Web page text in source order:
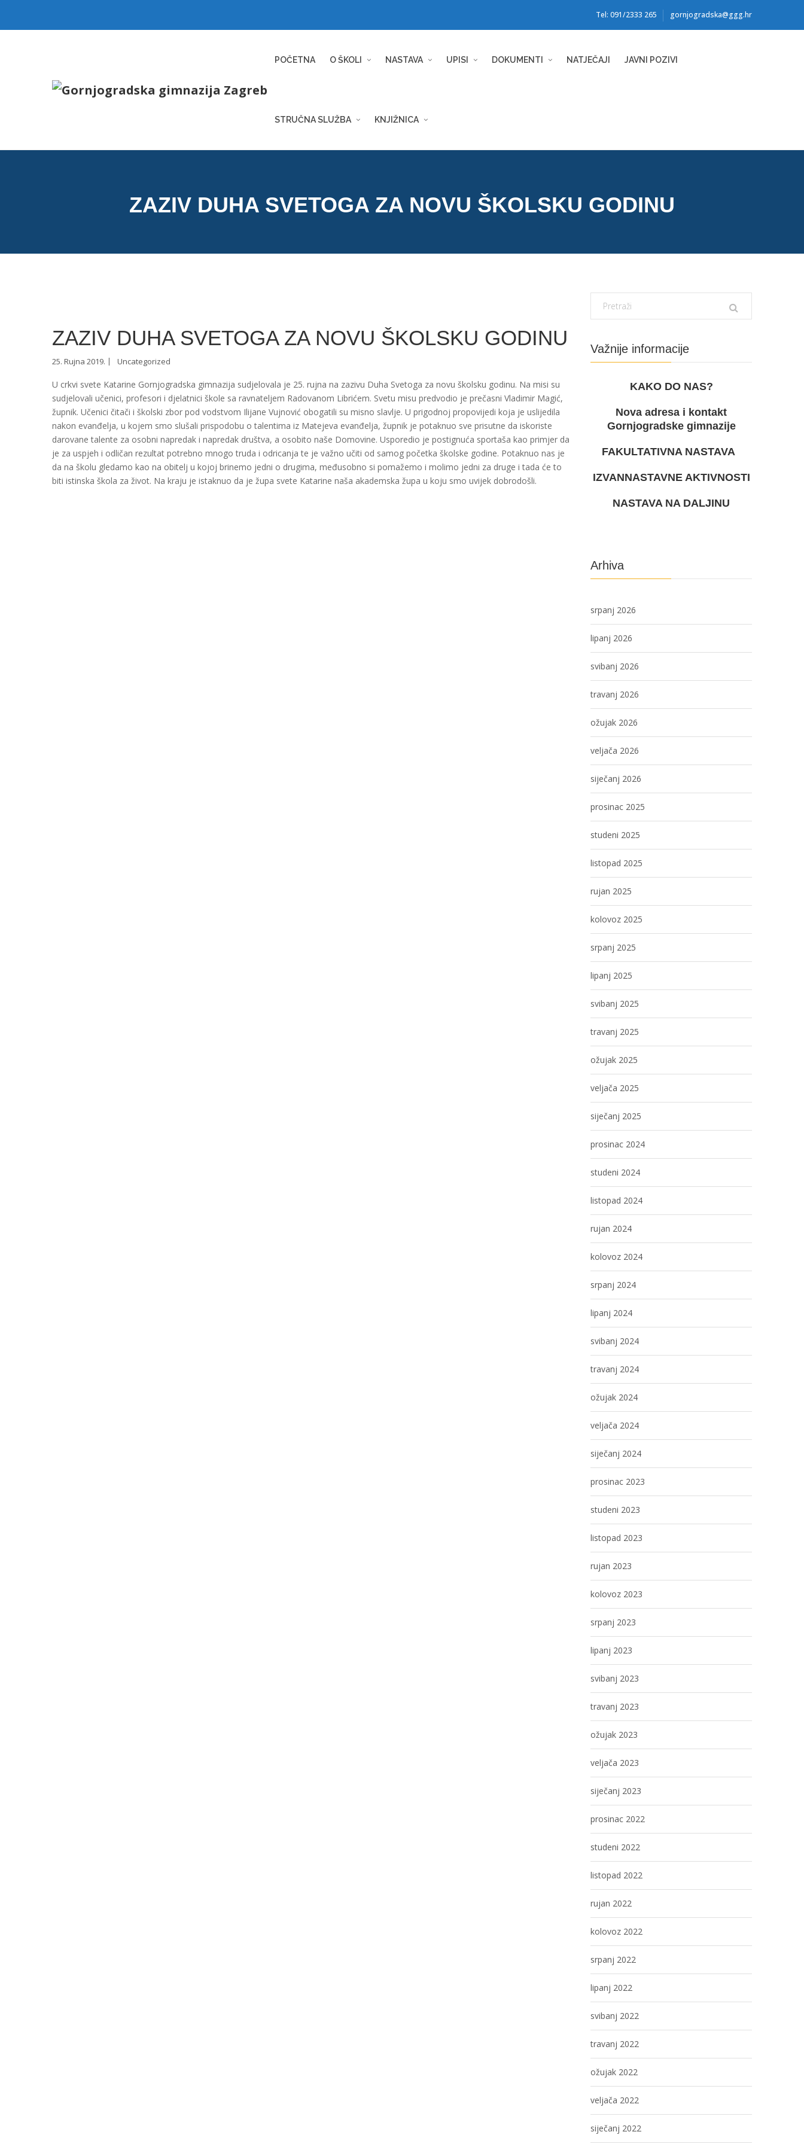
Tel: 091/2333 265 gornjogradska@ggg.hr
POČETNA O ŠKOLI NASTAVA UPISI DOKUMENTI NATJEČAJI JAVNI POZIVI
STRUČNA SLUŽBA KNJIŽNICA
ZAZIV DUHA SVETOGA ZA NOVU ŠKOLSKU GODINU
ZAZIV DUHA SVETOGA ZA NOVU ŠKOLSKU GODINU
25. Rujna 2019. Uncategorized
U crkvi svete Katarine Gornjogradska gimnazija sudjelovala je 25. rujna na zazivu Duha Svetoga za novu školsku godinu. Na misi su
sudjelovali učenici, profesori i djelatnici škole sa ravnateljem Radovanom Librićem. Svetu misu predvodio je prečasni Vladimir Magić,
župnik. Učenici čitači i školski zbor pod vodstvom Ilijane Vujnović obogatili su misno slavlje. U prigodnoj propovijedi koja je uslijedila
nakon evanđelja, u kojem smo slušali prispodobu o talentima iz Matejeva evanđelja, župnik je potaknuo sve prisutne da iskoriste
darovane talente za osobni napredak i napredak društva, a osobito naše Domovine. Usporedio je postignuća sportaša kao primjer da
je za uspjeh i odličan rezultat potrebno mnogo truda i odricanja te je važno učiti od samog početka školske godine. Potaknuo nas je
da na školu gledamo kao na obitelj u kojoj brinemo jedni o drugima, međusobno si pomažemo i molimo jedni za druge i tada će to
biti istinska škola za život. Na kraju je istaknuo da je župa svete Katarine naša akademska župa u koju smo uvijek dobrodošli.
Važnije informacije
KAKO DO NAS?
Nova adresa i kontakt
Gornjogradske gimnazije
FAKULTATIVNA NASTAVA
IZVANNASTAVNE AKTIVNOSTI
NASTAVA NA DALJINU
Arhiva
srpanj 2026
lipanj 2026
svibanj 2026
travanj 2026
ožujak 2026
veljača 2026
siječanj 2026
prosinac 2025
studeni 2025
listopad 2025
rujan 2025
kolovoz 2025
srpanj 2025
lipanj 2025
svibanj 2025
travanj 2025
ožujak 2025
veljača 2025
siječanj 2025
prosinac 2024
studeni 2024
listopad 2024
rujan 2024
kolovoz 2024
srpanj 2024
lipanj 2024
svibanj 2024
travanj 2024
ožujak 2024
veljača 2024
siječanj 2024
prosinac 2023
studeni 2023
listopad 2023
rujan 2023
kolovoz 2023
srpanj 2023
lipanj 2023
svibanj 2023
travanj 2023
ožujak 2023
veljača 2023
siječanj 2023
prosinac 2022
studeni 2022
listopad 2022
rujan 2022
kolovoz 2022
srpanj 2022
lipanj 2022
svibanj 2022
travanj 2022
ožujak 2022
veljača 2022
siječanj 2022